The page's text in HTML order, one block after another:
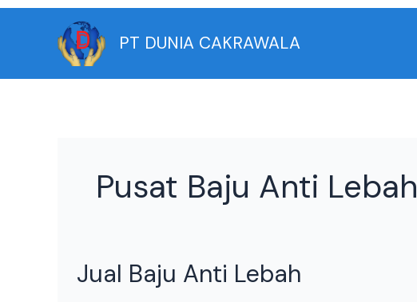
Skip
PT DUNIA CAKRAWALA
Pusat Baju Anti Lebah
Jual Baju Anti Lebah
Baju